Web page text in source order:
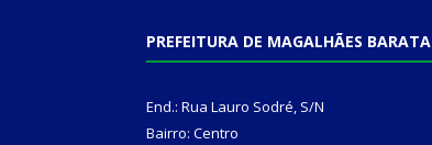
PREFEITURA DE MAGALHÃES BARATA
End.: Rua Lauro Sodré, S/N
Bairro: Centro